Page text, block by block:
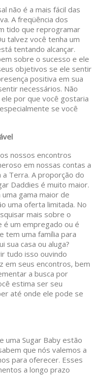
não é a mais fácil das
A freqüência dos
tido que reprogramar
talvez você tenha um
tentando alcançar.
sobre o sucesso e ele
objetivos se ele sentir
positiva em sua
necessários. Não
por que você gostaria
se você
nossos encontros
em nossas contas a
Terra. A proporção do
Daddies é muito maior.
gama maior de
uma oferta limitada. No
mais sobre o
é um empregado ou é
tem uma família para
sua casa ou aluga?
tudo isso ouvindo
em seus encontros, bem
a busca por
estima ser seu
até onde ele pode se
uma Sugar Baby estão
que nós valemos a
para oferecer. Esses
a longo prazo